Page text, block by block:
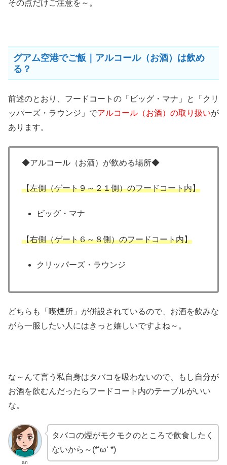
その点だけご注意を～。
グアム空港でご飯｜アルコール（お酒）は飲め
る？
前述のとおり、フードコートの「ビッグ・マナ」と「クリ
ッパーズ・ラウンジ」でアルコール（お酒）の取り扱いが
あります。
◆アルコール（お酒）が飲める場所◆
【左側（ゲート９～２１側）のフードコート内】
ビッグ・マナ
【右側（ゲート６～８側）のフードコート内】
クリッパーズ・ラウンジ
どちらも「喫煙所」が併設されているので、お酒を飲みな
がら一服したい人にはきっと嬉しいですよね～。
な～んて言う私自身はタバコを吸わないので、もし自分が
お酒を飲むんだったらフードコート内のテーブルがいい
な。
an
タバコの煙がモクモクのところで飲食したく
ないから～(*‘ω‘ *)